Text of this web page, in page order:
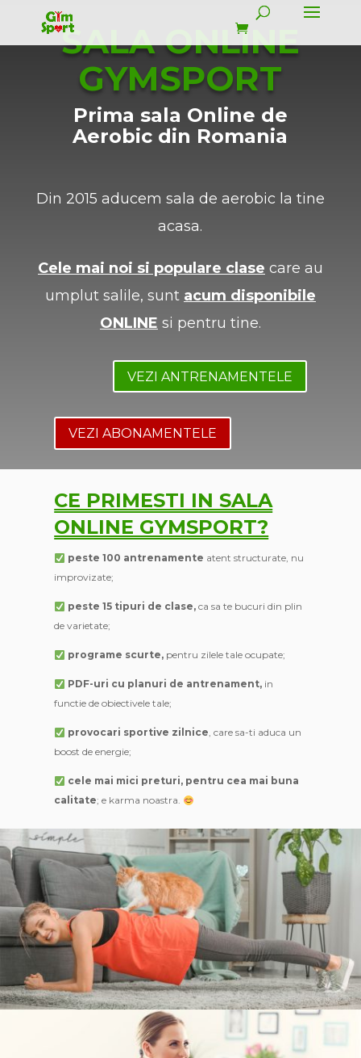
SALA ONLINE
GYMSPORT
Prima sala Online de
Aerobic din Romania
Din 2015 aducem sala de aerobic la tine
acasa.
Cele mai noi si populare clase care au
umplut salile, sunt acum disponibile
ONLINE si pentru tine.
VEZI ANTRENAMENTELE
VEZI ABONAMENTELE
CE PRIMESTI IN SALA
ONLINE GYMSPORT?
peste 100 antrenamente atent structurate, nu
improvizate;
peste 15 tipuri de clase, ca sa te bucuri din plin
de varietate;
programe scurte,pentru zilele tale ocupate;
PDF-uri cu planuri de antrenament,in
functie de obiectivele tale;
provocari sportive zilnice, care sa-ti aduca un
boost de energie;
cele mai mici preturi, pentru cea mai buna
calitate; e karma noastra.